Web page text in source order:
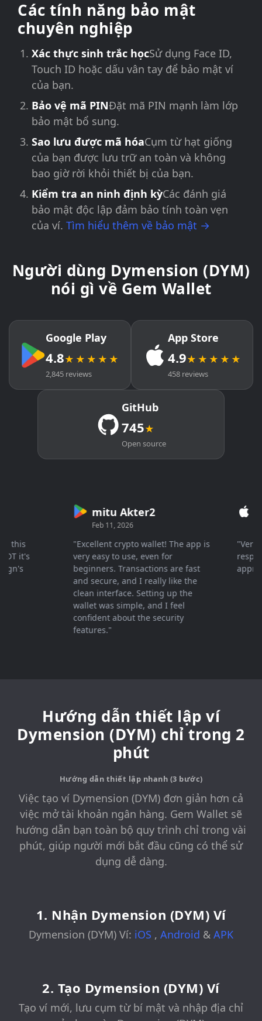
Các tính năng bảo mật
chuyên nghiệp
Xác thực sinh trắc họcSử dụng Face ID,
Touch ID hoặc dấu vân tay để bảo mật ví
của bạn.
Bảo vệ mã PINĐặt mã PIN mạnh làm lớp
bảo mật bổ sung.
Sao lưu được mã hóaCụm từ hạt giống
của bạn được lưu trữ an toàn và không
bao giờ rời khỏi thiết bị của bạn.
Kiểm tra an ninh định kỳCác đánh giá
bảo mật độc lập đảm bảo tính toàn vẹn
của ví. Tìm hiểu thêm về bảo mật →
Người dùng Dymension (DYM)
nói gì về Gem Wallet
Google Play
4.8★★★★★
2,845 reviews
App Store
4.9★★★★★
458 reviews
GitHub
745★
Open source
it's
mitu Akter2
Feb 11, 2026
"Excellent crypto wallet! The app is
very easy to use, even for
beginners. Transactions are fast
and secure, and I really like the
clean interface. Setting up the
wallet was simple, and I feel
confident about the security
features."
"Very
Hướng dẫn thiết lập ví
Dymension (DYM) chỉ trong 2
phút
Hướng dẫn thiết lập nhanh (3 bước)
Việc tạo ví Dymension (DYM) đơn giản hơn cả
việc mở tài khoản ngân hàng. Gem Wallet sẽ
hướng dẫn bạn toàn bộ quy trình chỉ trong vài
phút, giúp người mới bắt đầu cũng có thể sử
dụng dễ dàng.
1. Nhận Dymension (DYM) Ví
Dymension (DYM) Ví: iOS , Android & APK
2. Tạo Dymension (DYM) Ví
Tạo ví mới, lưu cụm từ bí mật và nhập địa chỉ